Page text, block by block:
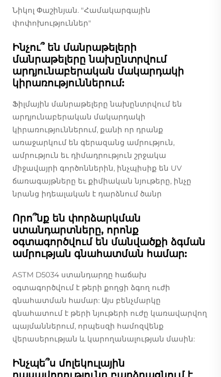
Նիկոլ Փաշինյան. "Համակարգային
փոփոխություններ"
Ինչու՞ են մանրաթելերի
մանրաթելերը նախընտրվում
արդյունաբերական մակարդակի
կիրառություններում:
Ֆիլմային մանրաթելերը նախընտրվում են
արդյունաբերական մակարդակի
կիրառություններում, քանի որ դրանք
առաջարկում են գերազանց ամրություն,
ամրություն եւ դիմադրություն շրջակա
միջավայրի գործոններին, ինչպիսիք են UV
ճառագայթները եւ քիմիական նյութերը, ինչը
նրանց իդեալական է դարձնում ծանր
Որո՞նք են փորձարկման
ստանդարտները, որոնք
օգտագործվում են մանվածքի ձգման
ամրության գնահատման համար:
ASTM D5034 ստանդարդը հաճախ
օգտագործվում է թերի քողցի ձգող ուժի
գնահատման համար: Այս բենչմարկը
գնահատում է թերի նյութերի ուժը կառավարվող
պայմաններում, որպեսզի համոզվենք
վերասերության և կարողանալության մասին:
Ինչպե՞ս մոլեկուլային